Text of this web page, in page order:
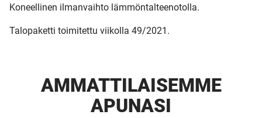
Koneellinen ilmanvaihto lämmöntalteenotolla.
Talopaketti toimitettu viikolla 49/2021.
AMMATTI­LAISEMME
APUNASI